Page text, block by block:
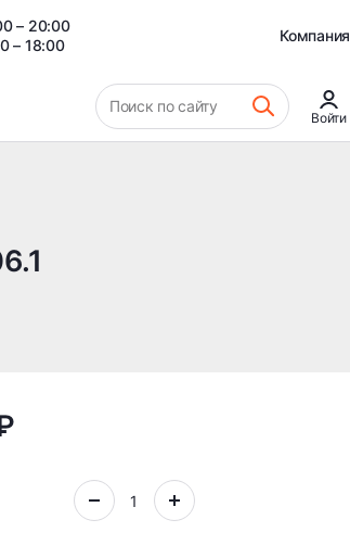
– 20:00
– 18:00
Компания
Поиск по сайту
Войти